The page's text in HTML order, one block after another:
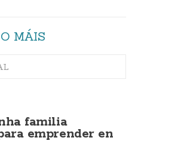
O MÁIS
familia
emprender en